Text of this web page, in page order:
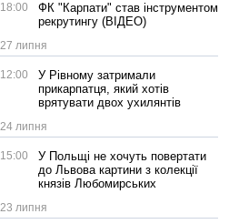
18:00
ФК "Карпати" став інструментом
рекрутингу (ВІДЕО)
27 липня
12:00
У Рівному затримали
прикарпатця, який хотів
врятувати двох ухилянтів
24 липня
15:00
У Польщі не хочуть повертати
до Львова картини з колекції
князів Любомирських
23 липня